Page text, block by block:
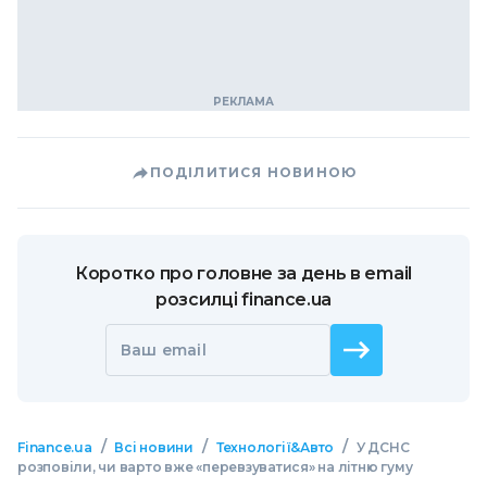
ПОДІЛИТИСЯ НОВИНОЮ
Коротко про головне за день в email
розсилці finance.ua
Ваш email
Finance.ua / Всі новини / Технології&Авто / У ДСНС
розповіли, чи варто вже «перевзуватися» на літню гуму